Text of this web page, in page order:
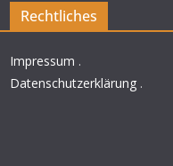
Rechtliches
Impressum .
Datenschutzerklärung .